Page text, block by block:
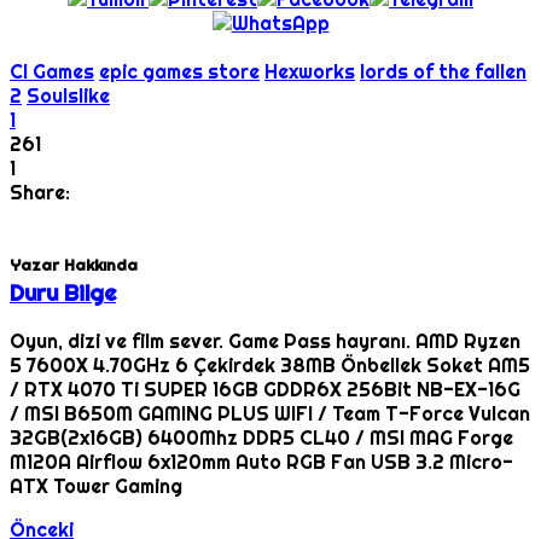
CI Games epic games store Hexworks lords of the fallen
2 Soulslike
1
261
1
Share:
Yazar Hakkında
Duru Bilge
Oyun, dizi ve film sever. Game Pass hayranı. AMD Ryzen
5 7600X 4.70GHz 6 Çekirdek 38MB Önbellek Soket AM5
/ RTX 4070 Ti SUPER 16GB GDDR6X 256Bit NB-EX-16G
/ MSI B650M GAMING PLUS WIFI / Team T-Force Vulcan
32GB(2x16GB) 6400Mhz DDR5 CL40 / MSI MAG Forge
M120A Airflow 6x120mm Auto RGB Fan USB 3.2 Micro-
ATX Tower Gaming
Önceki